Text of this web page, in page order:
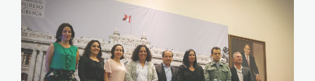
Comisión de Pueblos